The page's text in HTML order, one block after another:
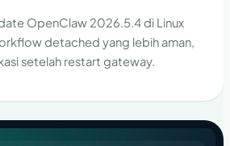
OpenClaw 2026.5.4 di Linux
detached yang lebih aman,
setelah restart gateway.